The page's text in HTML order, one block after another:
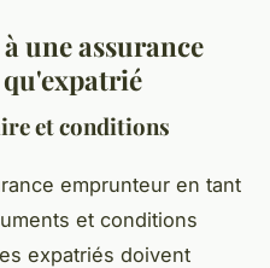
une assurance
et conditions
emprunteur en tant
et conditions
expatriés doivent